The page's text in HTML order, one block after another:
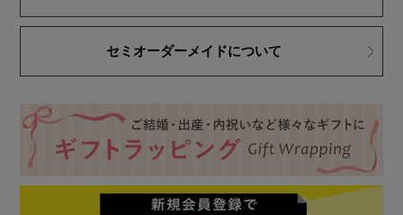
セミオーダーメイドについて